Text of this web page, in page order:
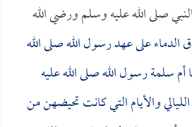
صلى الله عليه وسلم ورضي الله
الدماء على عهد رسول الله صلى الله
أم سلمةرسول الله صلى الله عليه
والأيام التي كانت تحيضهن من